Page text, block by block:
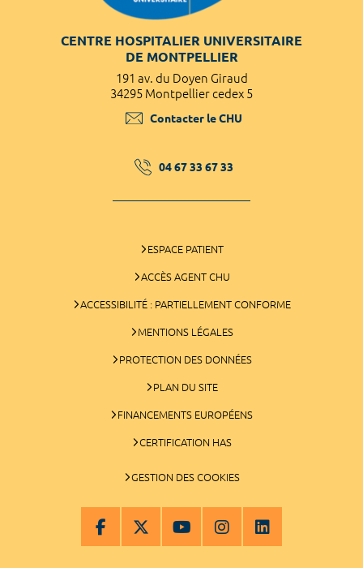
CENTRE HOSPITALIER UNIVERSITAIRE
DE MONTPELLIER
191 av. du Doyen Giraud
34295 Montpellier cedex 5
Contacter le CHU
04 67 33 67 33
ESPACE PATIENT
ACCÈS AGENT CHU
ACCESSIBILITÉ : PARTIELLEMENT CONFORME
MENTIONS LÉGALES
PROTECTION DES DONNÉES
PLAN DU SITE
FINANCEMENTS EUROPÉENS
CERTIFICATION HAS
GESTION DES COOKIES